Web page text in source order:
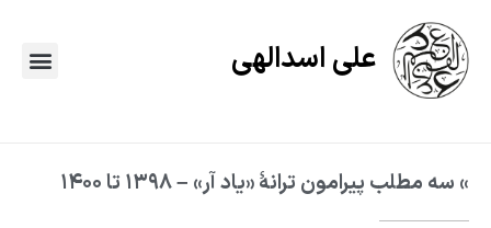
علی اسدالهی
» سه مطلب پیرامون ترانهٔ «یاد آر» – ۱۳۹۸ تا ۱۴۰۰